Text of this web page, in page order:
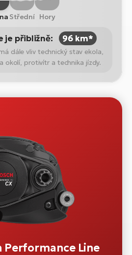
Střední Hory
je přibližně: 96 km*
dále vliv technický stav ekola,
okolí, protivítr a technika jízdy.
Performance Line